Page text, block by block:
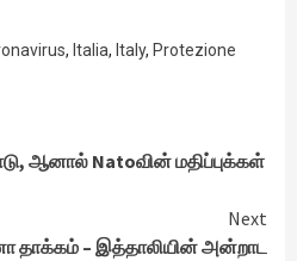
, Italia, Italy, Protezione
ஆனால் Natoவின் மதிப்புக்கள்
Next
தாக்கம் – இத்தாலியின் அன்றாட